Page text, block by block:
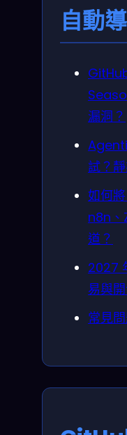
自動
漏洞？
試？
如何
n8n、
道？
2027
易與
常見